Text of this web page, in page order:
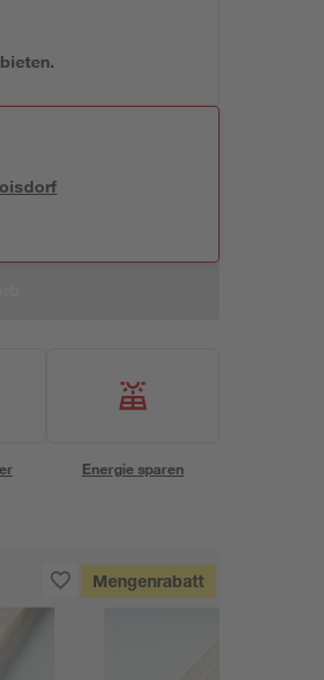
Energie sparen
Mengenrabatt